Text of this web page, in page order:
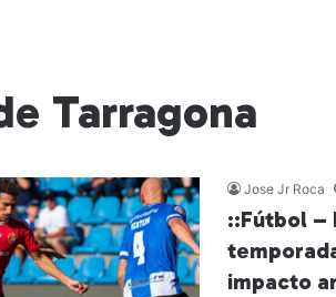
Tarragona
Jose Jr Roca
::Fútbol –
impacto